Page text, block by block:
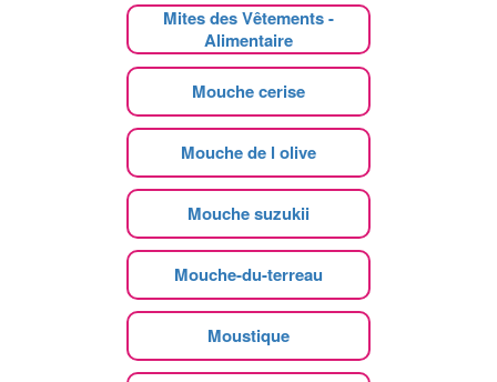
Mites des Vêtements -
Alimentaire
Mouche cerise
Mouche de l olive
Mouche suzukii
Mouche-du-terreau
Moustique